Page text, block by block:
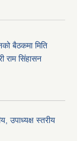
बैठकमा मिति
राम सिंहासन
उपाध्यक्ष स्तरीय